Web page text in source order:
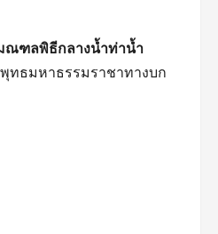
ณฑลพิธีกลางน้ำท่าน้ำ
ทธมหาธรรมราชาทางบก